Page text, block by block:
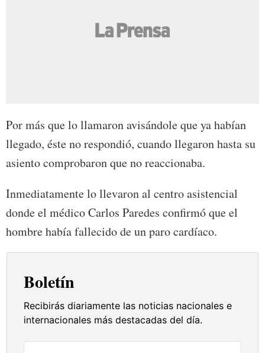
Por más que lo llamaron avisándole que ya habían
llegado, éste no respondió, cuando llegaron hasta su
asiento comprobaron que no reaccionaba.
Inmediatamente lo llevaron al centro asistencial
donde el médico Carlos Paredes confirmó que el
hombre había fallecido de un paro cardíaco.
Boletín
Recibirás diariamente las noticias nacionales e
internacionales más destacadas del día.